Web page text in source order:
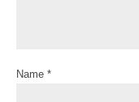
Name *